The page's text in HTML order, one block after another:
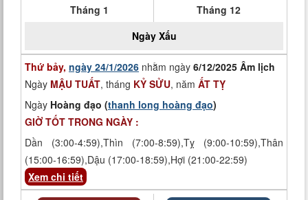
Tháng 1
Tháng 12
Ngày Xấu
Thứ bảy, ngày 24/1/2026 nhằm ngày 6/12/2025 Âm lịch
Ngày MẬU TUẤT, tháng KỶ SỬU, năm ẤT TỴ
Ngày Hoàng đạo (thanh long hoàng đạo)
GIỜ TỐT TRONG NGÀY :
Dần (3:00-4:59),Thìn (7:00-8:59),Tỵ (9:00-10:59),Thân
(15:00-16:59),Dậu (17:00-18:59),Hợi (21:00-22:59)
Xem chi tiết